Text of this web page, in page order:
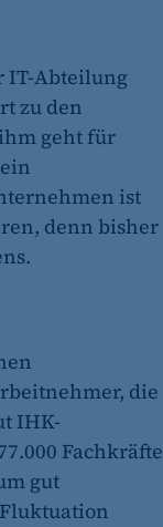
IT-Abteilung
zu den
geht für
ist
denn bisher
die
IHK-
Fachkräfte
gut